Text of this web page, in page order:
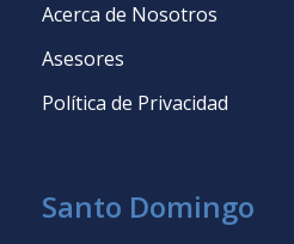
Acerca de Nosotros
Asesores
Política de Privacidad
Santo Domingo